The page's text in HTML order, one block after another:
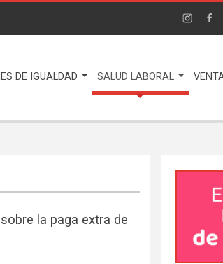
DE IGUALDAD SALUD LABORAL
la paga extra de